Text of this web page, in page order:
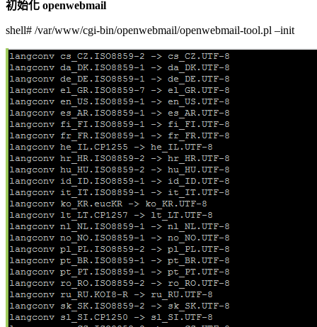
初始化 openwebmail
shell# /var/www/cgi-bin/openwebmail/openwebmail-tool.pl –init